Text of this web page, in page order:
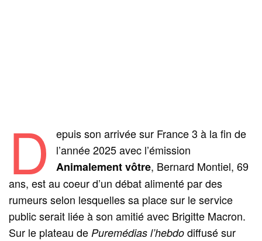
D
epuis son arrivée sur France 3 à la fin de
l’année 2025 avec l’émission
Animalement vôtre, Bernard Montiel, 69
ans, est au coeur d’un débat alimenté par des
rumeurs selon lesquelles sa place sur le service
public serait liée à son amitié avec Brigitte Macron.
Sur le plateau dePuremédias l’hebdo diffusé sur